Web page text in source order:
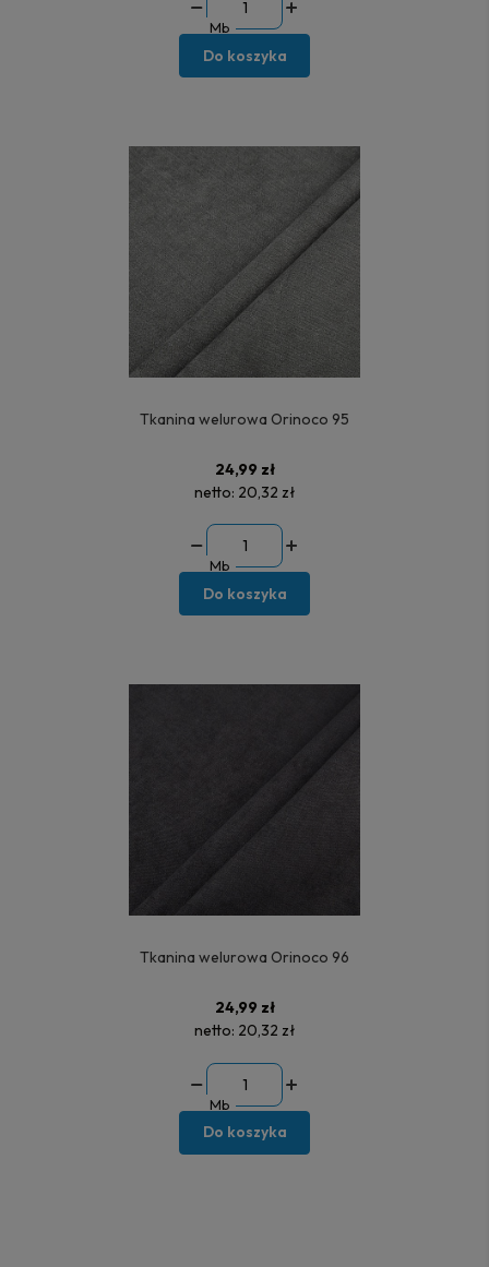
Mb
Do koszyka
Tkanina welurowa Orinoco 95
24,99 zł
netto: 20,32 zł
Mb
Do koszyka
Tkanina welurowa Orinoco 96
24,99 zł
netto: 20,32 zł
Mb
Do koszyka